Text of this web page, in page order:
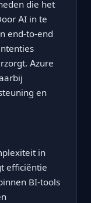
die het
AI in te
end-to-end
Azure
en
in
efficiëntie
BI-tools